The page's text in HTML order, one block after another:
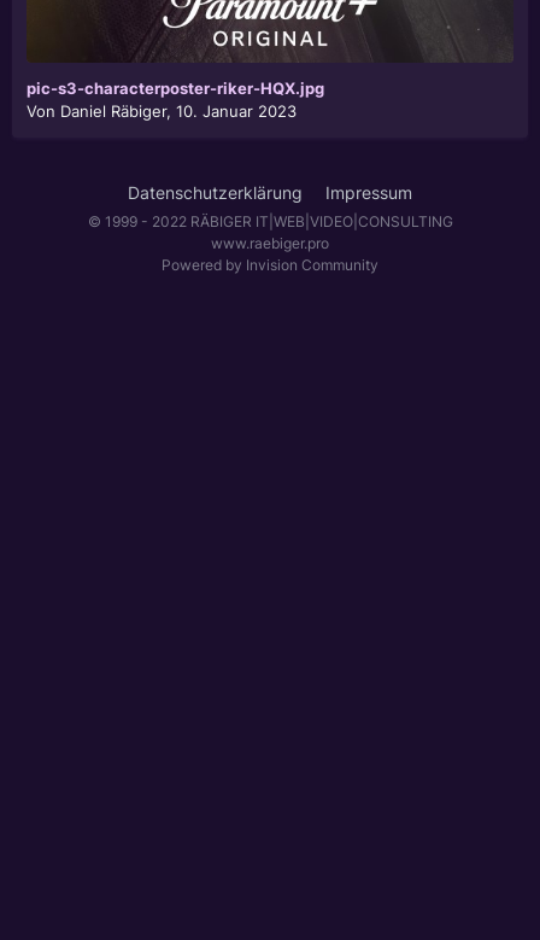
pic-s3-characterposter-riker-HQX.jpg
Von Daniel Räbiger, 10. Januar 2023
Datenschutzerklärung Impressum
© 1999 - 2022 RÄBIGER IT|WEB|VIDEO|CONSULTING
www.raebiger.pro
Powered by Invision Community